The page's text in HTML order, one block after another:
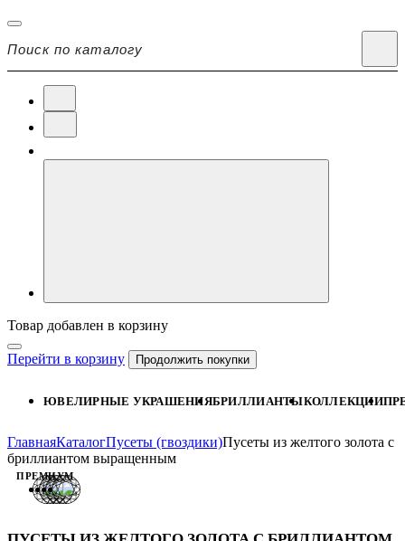
Товар добавлен в корзину
Перейти в корзину Продолжить покупки
ЮВЕЛИРНЫЕ УКРАШЕНИЯБРИЛЛИАНТЫКОЛЛЕКЦИИ
ГлавнаяКаталогПусеты (гвоздики)Пусеты из желтого золота с
бриллиантом выращенным
ПРЕМИУМ